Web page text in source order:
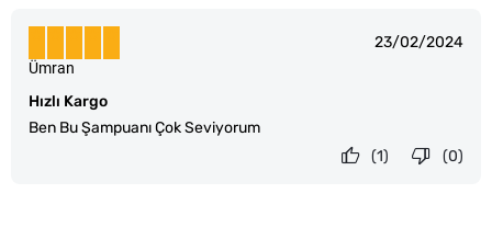
23/02/2024
Hızlı Kargo
Ben Bu Şampuanı Çok Seviyorum
Ümran
(0)
(1)